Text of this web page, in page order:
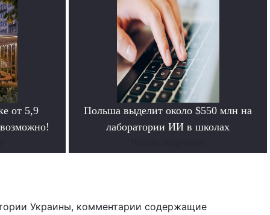
от 5,9
Польша выделит около $550 млн на
лаборатории ИИ в школах
Украины, комментарии содержащие